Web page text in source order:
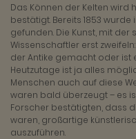
Das Können der Kelten
bestätigt. Bereits 1853
gefunden. Die Kunst, mit
Wissenschaftler erst
der Antike gemacht oder ist
Heutzutage ist ja alles
Menschen auch auf diese
waren bald überzeugt – es
Forscher bestätigten, dass
waren, großartige
auszuführen.